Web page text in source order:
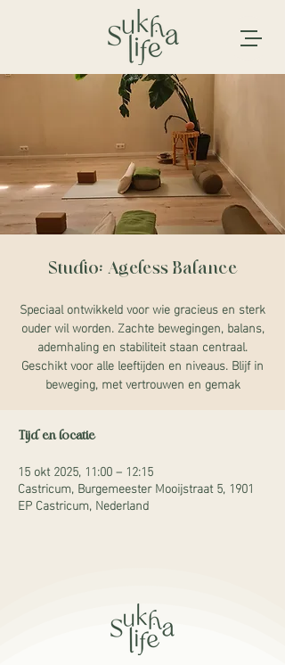
Studio: Ageless Balance
Speciaal ontwikkeld voor wie gracieus en sterk
ouder wil worden. Zachte bewegingen, balans,
ademhaling en stabiliteit staan centraal.
Geschikt voor alle leeftijden en niveaus. Blijf in
beweging, met vertrouwen en gemak
Tijd en locatie
15 okt 2025, 11:00 – 12:15
Castricum, Burgemeester Mooijstraat 5, 1901
EP Castricum, Nederland